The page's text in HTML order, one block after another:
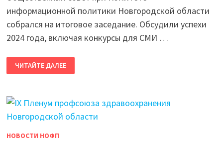
информационной политики Новгородской области
собрался на итоговое заседание. Обсудили успехи
2024 года, включая конкурсы для СМИ …
ЗАВЕРШАЕТСЯ
—
ЧИТАЙТЕ ДАЛЕЕ
НОВОСТИ НОФП